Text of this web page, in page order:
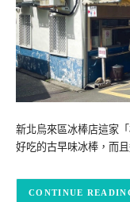
新北烏來區冰棒店這家
好吃的古早味冰棒，而
CONTINUE